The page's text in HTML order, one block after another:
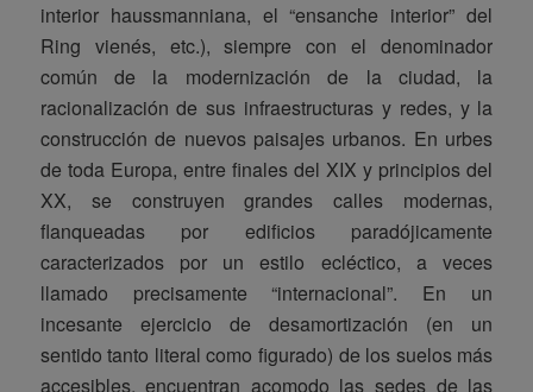
interior haussmanniana, el “ensanche interior” del
Ring vienés, etc.), siempre con el denominador
común de la modernización de la ciudad, la
racionalización de sus infraestructuras y redes, y la
construcción de nuevos paisajes urbanos. En urbes
de toda Europa, entre finales del XIX y principios del
XX, se construyen grandes calles modernas,
flanqueadas por edificios paradójicamente
caracterizados por un estilo ecléctico, a veces
llamado precisamente “internacional”. En un
incesante ejercicio de desamortización (en un
sentido tanto literal como figurado) de los suelos más
accesibles, encuentran acomodo las sedes de las